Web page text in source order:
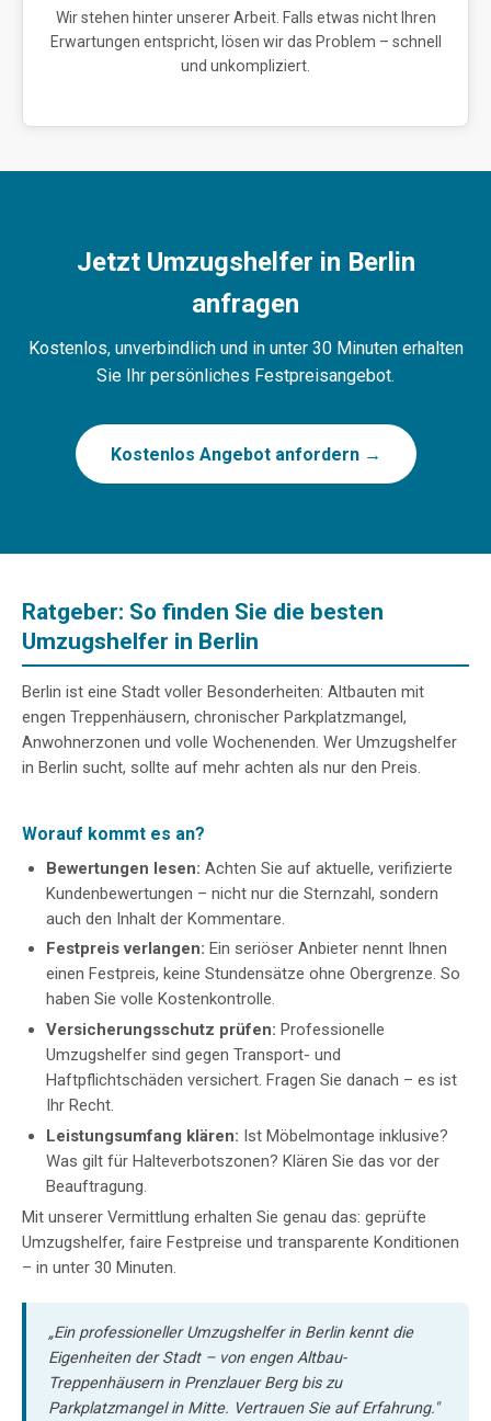
Wir stehen hinter unserer Arbeit. Falls etwas nicht Ihren
Erwartungen entspricht, lösen wir das Problem – schnell
und unkompliziert.
Jetzt Umzugshelfer in Berlin
anfragen
Kostenlos, unverbindlich und in unter 30 Minuten erhalten
Sie Ihr persönliches Festpreisangebot.
Kostenlos Angebot anfordern →
Ratgeber: So finden Sie die besten
Umzugshelfer in Berlin
Berlin ist eine Stadt voller Besonderheiten: Altbauten mit
engen Treppenhäusern, chronischer Parkplatzmangel,
Anwohnerzonen und volle Wochenenden. Wer Umzugshelfer
in Berlin sucht, sollte auf mehr achten als nur den Preis.
Worauf kommt es an?
Bewertungen lesen: Achten Sie auf aktuelle, verifizierte
Kundenbewertungen – nicht nur die Sternzahl, sondern
auch den Inhalt der Kommentare.
Festpreis verlangen: Ein seriöser Anbieter nennt Ihnen
einen Festpreis, keine Stundensätze ohne Obergrenze. So
haben Sie volle Kostenkontrolle.
Versicherungsschutz prüfen: Professionelle
Umzugshelfer sind gegen Transport- und
Haftpflichtschäden versichert. Fragen Sie danach – es ist
Ihr Recht.
Leistungsumfang klären: Ist Möbelmontage inklusive?
Was gilt für Halteverbotszonen? Klären Sie das vor der
Beauftragung.
Mit unserer Vermittlung erhalten Sie genau das: geprüfte
Umzugshelfer, faire Festpreise und transparente Konditionen
– in unter 30 Minuten.
„Ein professioneller Umzugshelfer in Berlin kennt die
Eigenheiten der Stadt – von engen Altbau-
Treppenhäusern in Prenzlauer Berg bis zu
Parkplatzmangel in Mitte. Vertrauen Sie auf Erfahrung."